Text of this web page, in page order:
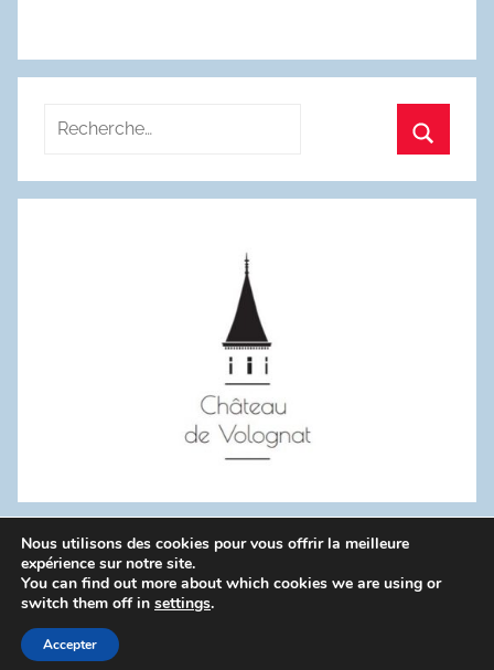
Recherche
:
WordPress Theme: Donovan by ThemeZee.
Politique de confidentialité
Nous utilisons des cookies pour vous offrir la meilleure
expérience sur notre site.
You can find out more about which cookies we are using or
switch them off in settings.
Accepter